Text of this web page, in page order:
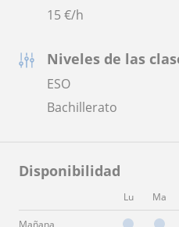
15€/h
Niveles de las
ESO
Bachillerato
Disponibilidad
Lu Ma
Mañana